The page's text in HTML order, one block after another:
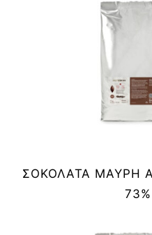
ΣΟΚΟΛΑΤΑ ΜΑΥΡΗ